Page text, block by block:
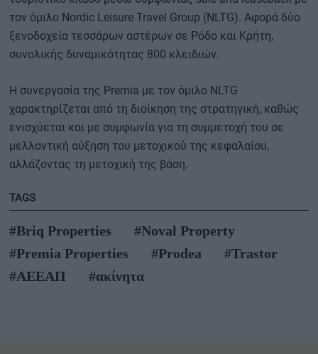
τον όμιλο Nordic Leisure Travel Group (NLTG). Αφορά δύο
ξενοδοχεία τεσσάρων αστέρων σε Ρόδο και Κρήτη,
συνολικής δυναμικότητας 800 κλειδιών.
Η συνεργασία της Premia με τον όμιλο NLTG
χαρακτηρίζεται από τη διοίκηση της στρατηγική, καθώς
ενισχύεται και με συμφωνία για τη συμμετοχή του σε
μελλοντική αύξηση του μετοχικού της κεφαλαίου,
αλλάζοντας τη μετοχική της βάση.
TAGS
#Briq Properties
#Noval Property
#Premia Properties
#Prodea
#Trastor
#ΑΕΕΑΠ
#ακίνητα